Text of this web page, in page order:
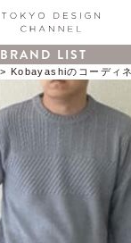
BRAND LIST
Kobayashiのコーディ